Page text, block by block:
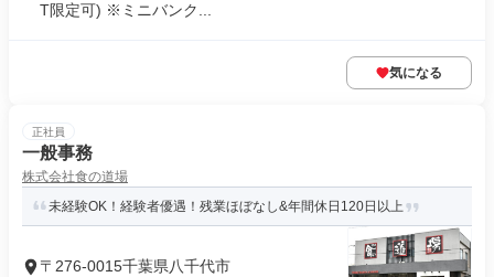
T限定可) ※ミニバンク...
気になる
正社員
一般事務
株式会社食の道場
未経験OK！経験者優遇！残業ほぼなし&年間休日120日以上
〒276-0015千葉県八千代市